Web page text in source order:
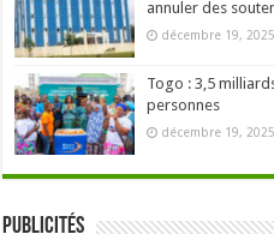
annuler des
décembre 19, 2025
Togo : 3,5
personnes
décembre 19, 2025
Publicités